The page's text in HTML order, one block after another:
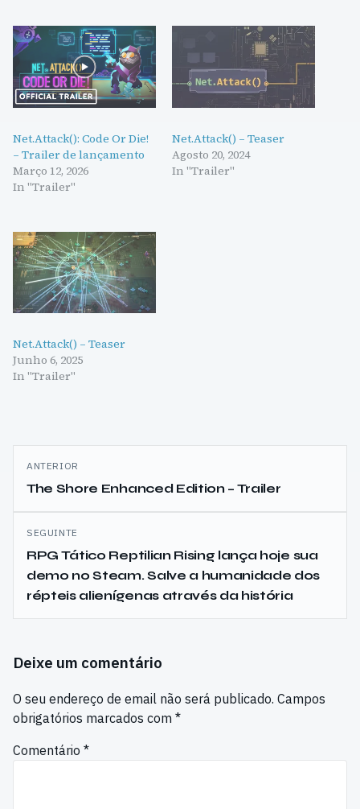
Net.Attack(): Code Or Die!
– Trailer de lançamento
Março 12, 2026
In "Trailer"
Net.Attack() – Teaser
Agosto 20, 2024
In "Trailer"
Net.Attack() – Teaser
Junho 6, 2025
In "Trailer"
Navegação
de
artigos
ANTERIOR
The Shore Enhanced Edition – Trailer
SEGUINTE
RPG Tático Reptilian Rising lança hoje sua
demo no Steam. Salve a humanidade dos
répteis alienígenas através da história
Deixe um comentário
O seu endereço de email não será publicado. Campos
obrigatórios marcados com *
Comentário *